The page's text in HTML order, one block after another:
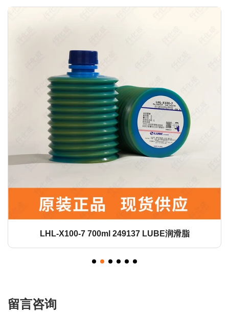
LHL-X100-7 700ml 249137 LUBE润滑脂
留言咨询